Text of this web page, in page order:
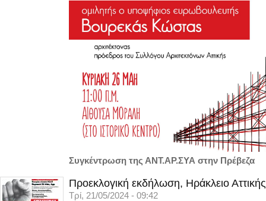
Συγκέντρωση της ΑΝΤ.ΑΡ.ΣΥΑ στην Πρέβεζα
Προεκλογική εκδήλωση, Ηράκλειο
Τρί, 21/05/2024 - 09:42